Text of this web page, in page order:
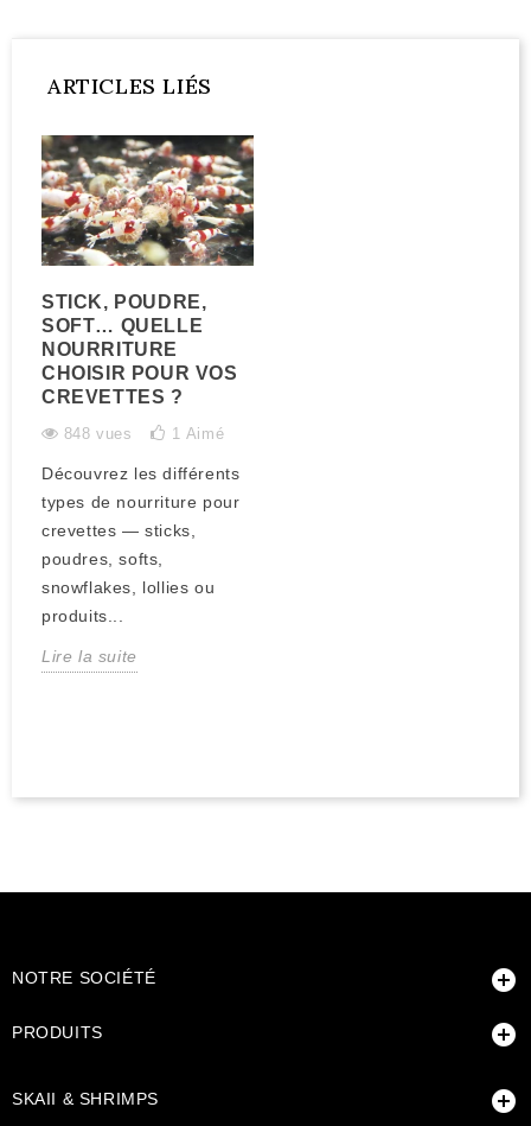
ARTICLES LIÉS
STICK, POUDRE,
SOFT… QUELLE
NOURRITURE
CHOISIR POUR VOS
CREVETTES ?
848 vues 1 Aimé
Découvrez les différents
types de nourriture pour
crevettes — sticks,
poudres, softs,
snowflakes, lollies ou
produits...
Lire la suite
NOTRE SOCIÉTÉ 
PRODUITS 
SKAII & SHRIMPS 